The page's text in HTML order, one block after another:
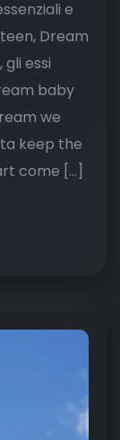
e
Dream
essi
baby
we
keep the
come […]